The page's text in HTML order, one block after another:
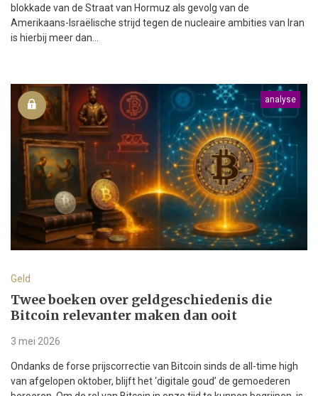
blokkade van de Straat van Hormuz als gevolg van de
Amerikaans-Israëlische strijd tegen de nucleaire ambities van Iran
is hierbij meer dan...
analyse
Geld
Twee boeken over geldgeschiedenis die
Bitcoin relevanter maken dan ooit
3 mei 2026
Ondanks de forse prijscorrectie van Bitcoin sinds de all-time high
van afgelopen oktober, blijft het ‘digitale goud’ de gemoederen